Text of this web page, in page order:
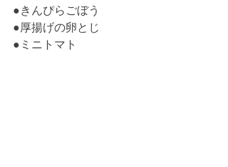
●きんぴらごぼう
●厚揚げの卵とじ
●ミニトマト